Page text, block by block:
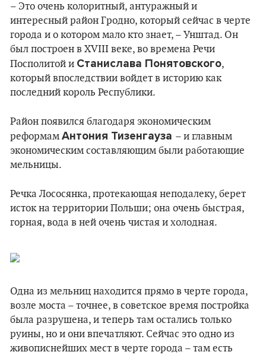
– Это очень колоритный, антуражный и
интересный район Гродно, который сейчас в черте
города и о котором мало кто знает, – Унштад. Он
был построен в XVIII веке, во времена Речи
Посполитой и Станислава Понятовского,
который впоследствии войдет в историю как
последний король Республики.
Район появился благодаря экономическим
реформам Антония Тизенгауза – и главным
экономическим составляющим были работающие
мельницы.
Речка Лососянка, протекающая неподалеку, берет
исток на территории Польши; она очень быстрая,
горная, вода в ней очень чистая и холодная.
Одна из мельниц находится прямо в черте города,
возле моста – точнее, в советское время постройка
была разрушена, и теперь там остались только
руины, но и они впечатляют. Сейчас это одно из
живописнейших мест в черте города – там есть